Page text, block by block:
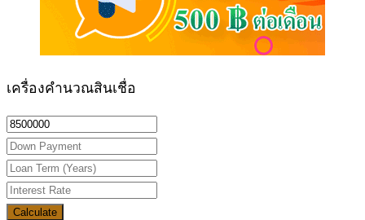
เครื่องคำนวณสินเชื่อ
Calculate